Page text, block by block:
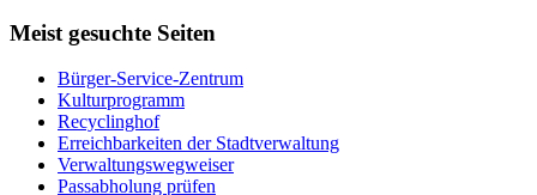
Meist gesuchte Seiten
Bürger-Service-Zentrum
Kulturprogramm
Recyclinghof
Erreichbarkeiten der Stadtverwaltung
Verwaltungswegweiser
Passabholung prüfen